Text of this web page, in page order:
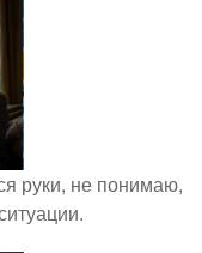
руки, не понимаю,